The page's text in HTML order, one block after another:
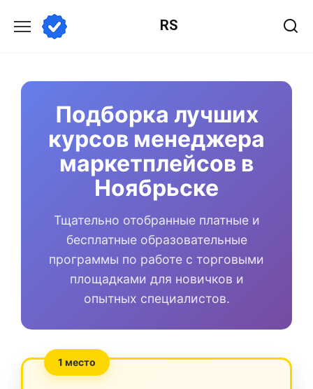
содержанию
RS
Подборка лучших
курсов менеджера
маркетплейсов в
Ноябрьске
Тщательно отобранные платные и
бесплатные образовательные
программы по работе с торговыми
площадками для новичков и
опытных специалистов.
1 место